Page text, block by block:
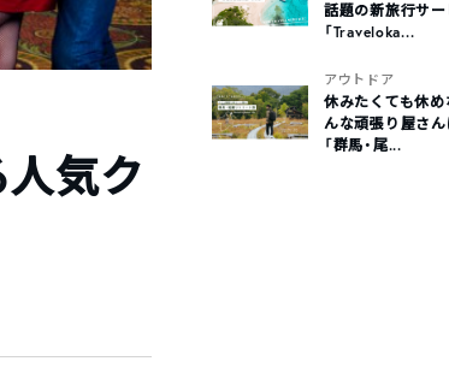
気ク
話題の新旅行サー
「Traveloka...
アウトドア
休みたくても休め
んな頑張り屋さん
「群馬・尾...